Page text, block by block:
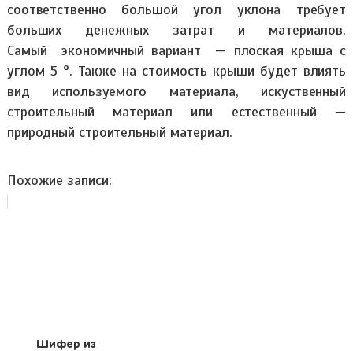
соответственно большой угол уклона требует
больших денежных затрат и материалов.
Самый экономичный вариант — плоская крыша с
углом 5 °. Также на стоимость крыши будет влиять
вид используемого материала, искуственный
строительный материал или естественный —
природный строительный материал.
Похожие записи:
Шифер из